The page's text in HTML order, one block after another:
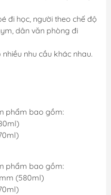
đi học, người theo chế độ
dân văn phòng đi
nhu cầu khác nhau.
phẩm bao gồm:
phẩm bao gồm:
(580ml)